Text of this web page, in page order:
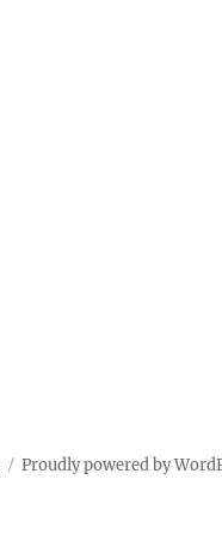
Proudly powered by